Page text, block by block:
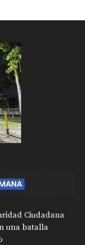
Ciudadana
una batalla